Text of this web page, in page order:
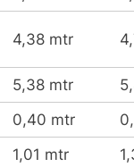
4,38 mtr
5,38 mtr
0,40 mtr
1,01 mtr